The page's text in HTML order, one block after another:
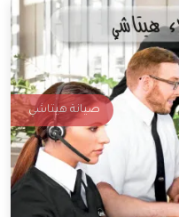
صيانة هيتاشي